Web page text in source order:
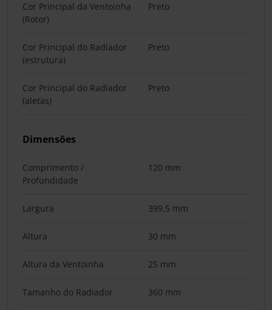
Cor Principal da Ventoinha
(Rotor)
Preto
Cor Principal do Radiador
(estrutura)
Preto
Cor Principal do Radiador
(aletas)
Preto
Dimensões
Comprimento /
Profundidade
120 mm
Largura 399,5 mm
Altura 30 mm
Altura da Ventoinha 25 mm
Tamanho do Radiador 360 mm